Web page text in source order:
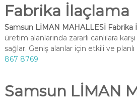
Fabrika İlaçlama
Samsun LİMAN MAHALLESİ Fabrika
üretim alanlarında zararlı canlılara
sağlar. Geniş alanlar için etkili ve planlı
867 8769
Samsun LİMAN